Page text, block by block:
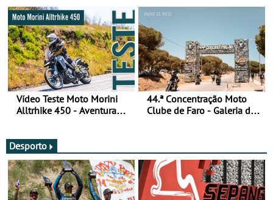
Vídeo Teste Moto Morini
Alltrhike 450 - Aventura
44.ª Concentração Moto
Clube de Faro - Galeria de
Desporto